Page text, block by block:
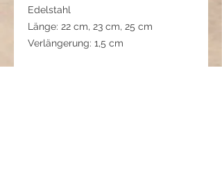
Edelstahl
Länge: 22 cm, 23 cm, 25 cm
Verlängerung: 1,5 cm